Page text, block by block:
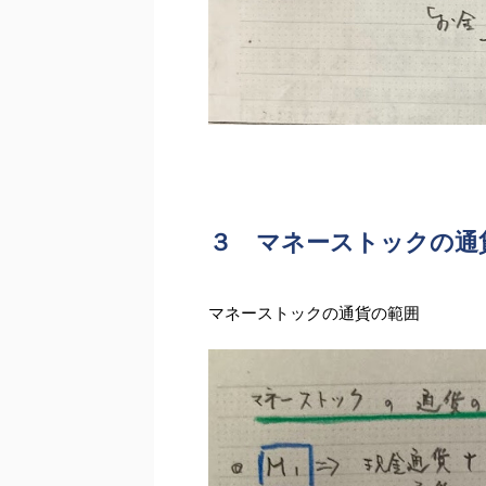
３ マネーストックの通
マネーストックの通貨の範囲